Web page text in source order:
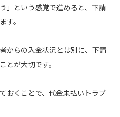
」という感覚で進めると、下請
す。
からの入金状況とは別に、下請
とが大切です。
おくことで、代金未払いトラブ